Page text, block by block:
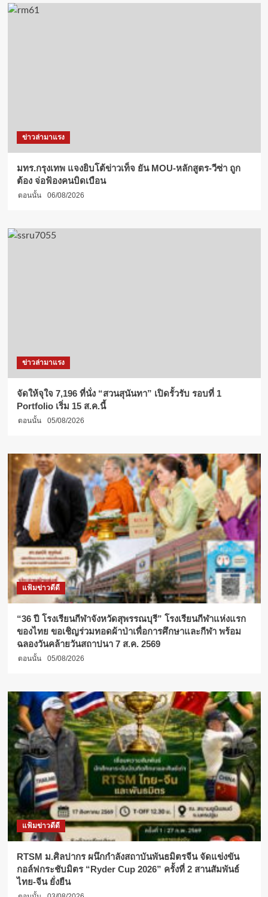
ข่าวล่ามาแรง
มทร.กรุงเทพ แจงยิบโต้ข่าวเท็จ ยัน MOU-หลักสูตร-วีซ่า ถูก
ต้อง จ่อฟ้องคนบิดเบือน
ตอนนั้น 06/08/2026
ข่าวล่ามาแรง
จัดให้จุใจ 7,196 ที่นั่ง “สวนสุนันทา” เปิดรั้วรับ รอบที่ 1
Portfolio เริ่ม 15 ส.ค.นี้
ตอนนั้น 05/08/2026
แฟ้มข่าวดีดี
“36 ปี โรงเรียนกีฬาจังหวัดสุพรรณบุรี” โรงเรียนกีฬาแห่งแรก
ของไทย ขอเชิญร่วมทอดผ้าป่าเพื่อการศึกษาและกีฬา พร้อม
ฉลองวันคล้ายวันสถาปนา 7 ส.ค. 2569
ตอนนั้น 05/08/2026
แฟ้มข่าวดีดี
RTSM ม.ศิลปากร ผนึกกำลังสถาบันพันธมิตรจีน จัดแข่งขัน
กอล์ฟกระชับมิตร “Ryder Cup 2026” ครั้งที่ 2 สานสัมพันธ์
ไทย-จีน ยั่งยืน